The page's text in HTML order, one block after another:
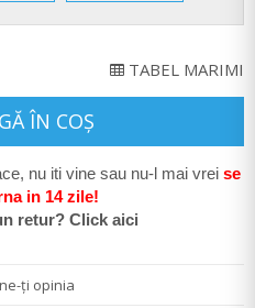
TABEL MARIMI
ÎN COŞ
nu iti vine sau nu-l mai vrei se
a in 14 zile!
retur? Click aici
ţi opinia